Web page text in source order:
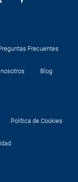
Frecuentes
Blog
Política de Cookies